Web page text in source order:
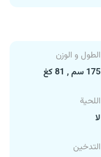
الطول و الوزن
175 سم , 81 كغ
اللحية
لا
التدخين